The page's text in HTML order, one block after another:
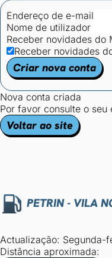
Endereço de e-mail
Nome de utilizador
Receber novidades do
Receber novidades
Criar nova conta
Nova conta criada
Por favor consulte o
Voltar ao site
PETRIN - VILA
Actualização: Segunda-
Distância aproximada: